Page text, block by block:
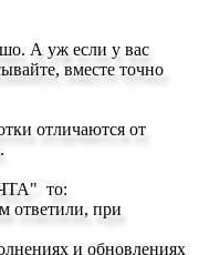
. А уж если у вас
вместе точно
отличаются от
" то:
ответили, при
и обновлениях